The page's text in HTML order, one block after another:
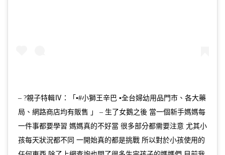
– ?親子特輯Ⅳ：「▪️#小獅王辛巴 ▪️全台婦幼用品門市、各大藥
局、網路商店均有販售 」 – 生了女鵝之後 當一個新手媽媽每
一件事都要學習 媽媽真的不好當 很多部分都需要注意 尤其小
孩每天狀況都不同 一開始真的都是挑戰 所以對於小孩使用的